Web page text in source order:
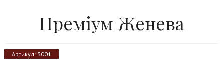
Преміум Женева
Артикул: 3001